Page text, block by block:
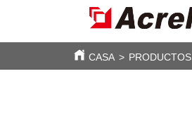
CASA > PRODUCTOS